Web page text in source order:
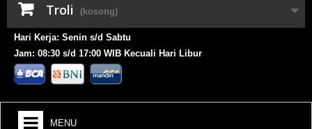
Troli (kosong)
Hari Kerja: Senin s/d Sabtu
Jam: 08:30 s/d 17:00 WIB Kecuali Hari Libur
MENU